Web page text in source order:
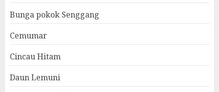
Bunga pokok Senggang
Cemumar
Cincau Hitam
Daun Lemuni